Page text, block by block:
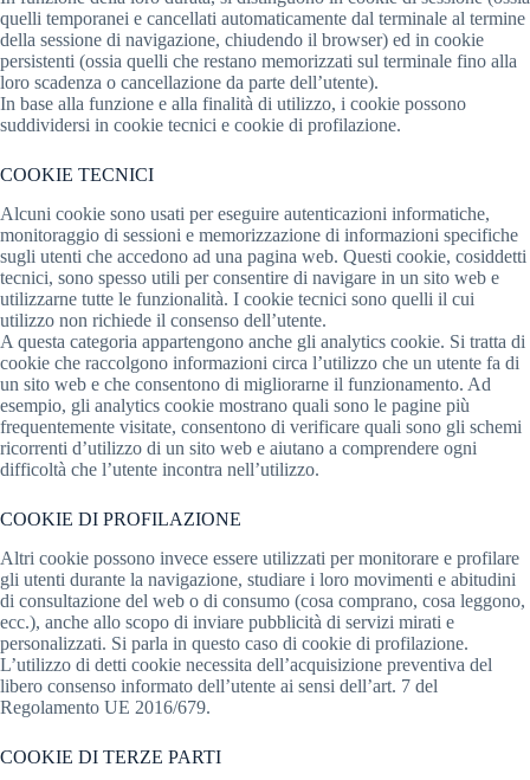
quelli temporanei e cancellati automaticamente dal terminale al termine
della sessione di navigazione, chiudendo il browser) ed in cookie
persistenti (ossia quelli che restano memorizzati sul terminale fino alla
loro scadenza o cancellazione da parte dell’utente).
In base alla funzione e alla finalità di utilizzo, i cookie possono
suddividersi in cookie tecnici e cookie di profilazione.
COOKIE TECNICI
Alcuni cookie sono usati per eseguire autenticazioni informatiche,
monitoraggio di sessioni e memorizzazione di informazioni specifiche
sugli utenti che accedono ad una pagina web. Questi cookie, cosiddetti
tecnici, sono spesso utili per consentire di navigare in un sito web e
utilizzarne tutte le funzionalità. I cookie tecnici sono quelli il cui
utilizzo non richiede il consenso dell’utente.
A questa categoria appartengono anche gli analytics cookie. Si tratta di
cookie che raccolgono informazioni circa l’utilizzo che un utente fa di
un sito web e che consentono di migliorarne il funzionamento. Ad
esempio, gli analytics cookie mostrano quali sono le pagine più
frequentemente visitate, consentono di verificare quali sono gli schemi
ricorrenti d’utilizzo di un sito web e aiutano a comprendere ogni
difficoltà che l’utente incontra nell’utilizzo.
COOKIE DI PROFILAZIONE
Altri cookie possono invece essere utilizzati per monitorare e profilare
gli utenti durante la navigazione, studiare i loro movimenti e abitudini
di consultazione del web o di consumo (cosa comprano, cosa leggono,
ecc.), anche allo scopo di inviare pubblicità di servizi mirati e
personalizzati. Si parla in questo caso di cookie di profilazione.
L’utilizzo di detti cookie necessita dell’acquisizione preventiva del
libero consenso informato dell’utente ai sensi dell’art. 7 del
Regolamento UE 2016/679.
COOKIE DI TERZE PARTI